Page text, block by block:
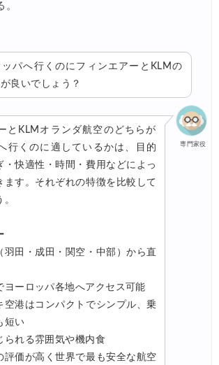
ッパへ行くのにフィンエアーとKLMの
良いでしょう？
専門家役
とKLMオランダ航空のどちらが
行くのに適しているかは、目的
・快適性・時間・費用などによっ
ます。それぞれの特徴を比較して
田・成田・関空・中部）から直
ーロッパ各地へアクセス可能
港はコンパクトでシンプル、乗
短い
れる雰囲気や機内食
価が高く世界で最も安全な航空